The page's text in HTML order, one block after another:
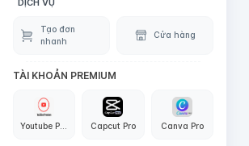
Tạo đơn
nhanh
Cửa hàng
TÀI KHOẢN PREMIUM
Capcut Pro Canva Pro